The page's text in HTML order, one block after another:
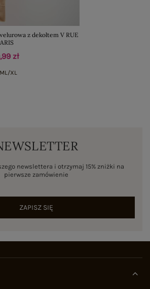
z dekoltem V RUE
zł
L/XL
newslettera i otrzymaj 15% zniżki na
pierwsze zamówienie
ZAPISZ SIĘ